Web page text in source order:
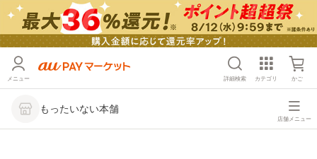
メニュー 詳細検索 カテゴリ かご
もったいない本舗
店舗メニュー